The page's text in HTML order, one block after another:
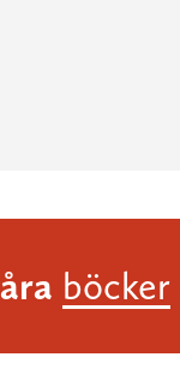
böcker